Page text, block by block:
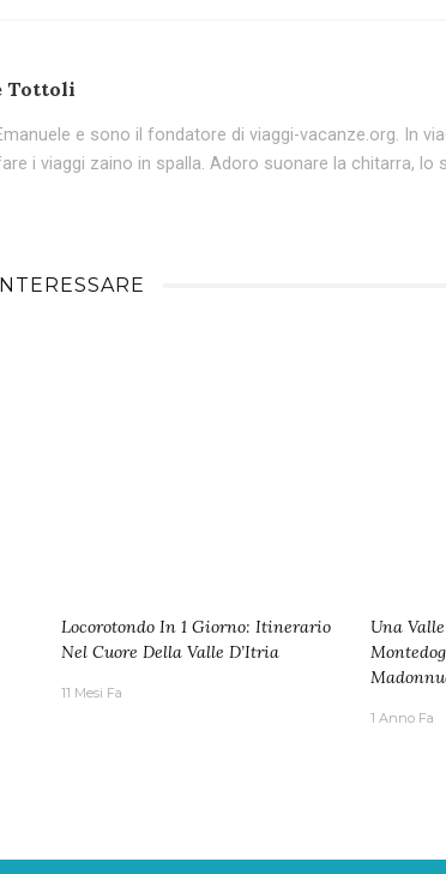
Tottoli
e sono il fondatore di viaggi-vacanze.org. In
i viaggi zaino in spalla. Adoro suonare la chitarra, lo
Locorotondo In 1 Giorno: Itinerario
Nel Cuore Della Valle D’Itria
11 Mesi Fa
Una
1 Anno Fa